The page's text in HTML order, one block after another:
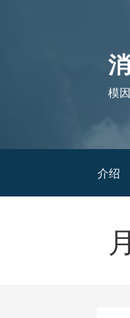
模
介绍